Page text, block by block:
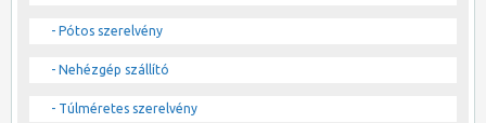
- Pótos szerelvény
- Nehézgép szállító
- Túlméretes szerelvény